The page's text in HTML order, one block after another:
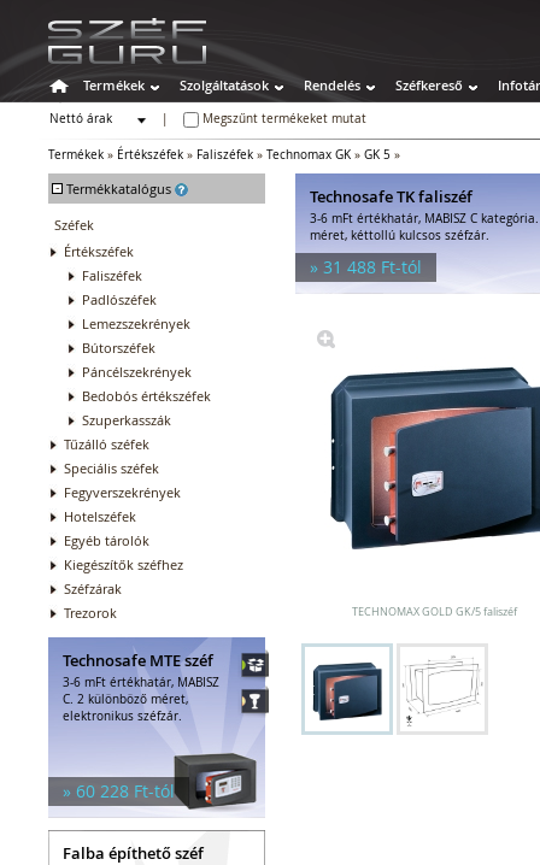
Termékek Szolgáltatások Rendelés Széfkereső Infotár
Nettó árak
Megszűnt termékeket mutat
Termékek » Értékszéfek » Faliszéfek » Technomax GK » GK 5 »
- Termékkatalógus
Széfek
Értékszéfek
Faliszéfek
Padlószéfek
Lemezszekrények
Bútorszéfek
Páncélszekrények
Bedobós értékszéfek
Szuperkasszák
Tűzálló széfek
Speciális széfek
Fegyverszekrények
Hotelszéfek
Egyéb tárolók
Kiegészítők széfhez
Széfzárak
Trezorok
Technosafe MTE széf
3-6 mFt értékhatár, MABISZ
C. 2 különböző méret,
elektronikus széfzár.
» 60 228 Ft-tól
Falba építhető széf
Technosafe TK faliszéf
3-6 mFt értékhatár, MABISZ C
méret, kéttollú kulcsos széfzár.
» 31 488 Ft-tól
TECHNOMAX GOLD GK/5 faliszéf